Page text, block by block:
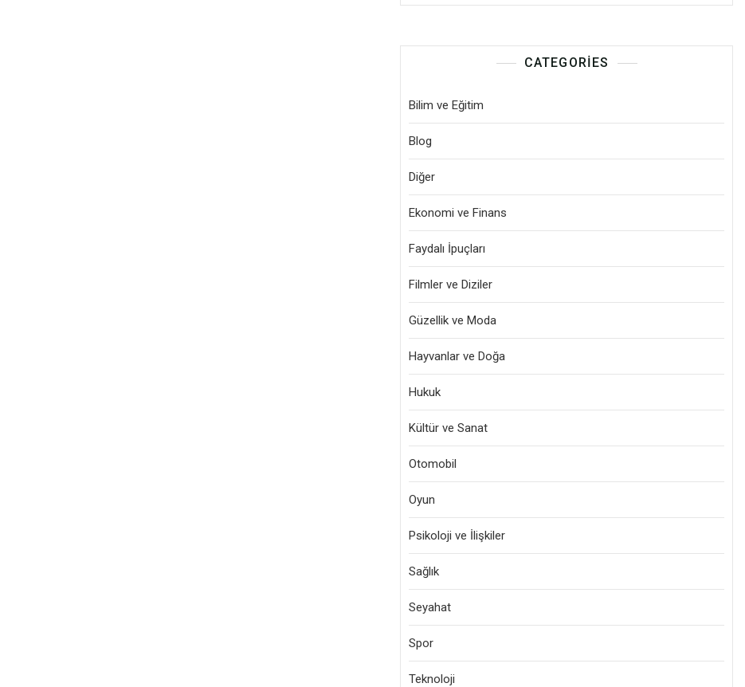
CATEGORIES
Bilim ve Eğitim
Blog
Diğer
Ekonomi ve Finans
Faydalı İpuçları
Filmler ve Diziler
Güzellik ve Moda
Hayvanlar ve Doğa
Hukuk
Kültür ve Sanat
Otomobil
Oyun
Psikoloji ve İlişkiler
Sağlık
Seyahat
Spor
Teknoloji